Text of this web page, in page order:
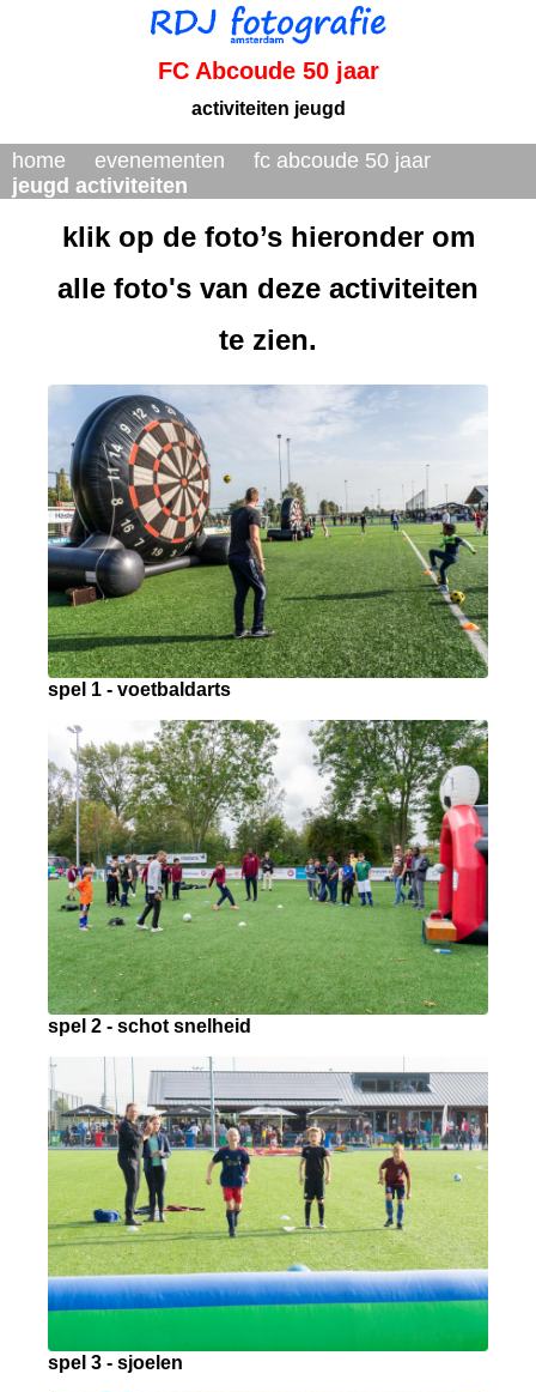
FC Abcoude 50 jaar
activiteiten jeugd
home evenementen
fc abcoude 50 jaar
jeugd activiteiten
klik op de foto’s hieronder om
alle foto's van deze activiteiten
te zien.
spel 1 - voetbaldarts
spel 2 - schot snelheid
spel 3 - sjoelen